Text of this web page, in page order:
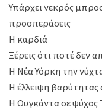
Υπάρχει νεκρός
προσπεράσεις
Η καρδιά
Ξέρεις ότι ποτέ δεν
Η Νέα Υόρκη την
Η έλλειψη
Η Ουγκάντα σε ψύχος